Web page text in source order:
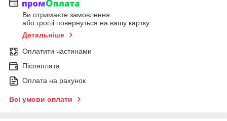
Ви отримаєте замовлення
або гроші повернуться на вашу картку
Детальніше
Оплатити частинами
Післяплата
Оплата на рахунок
Всі умови оплати